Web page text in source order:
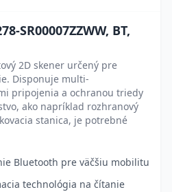
SR00007ZZWW, BT,
2D skener určený pre
Disponuje multi-
pripojenia a ochranou triedy
ako napríklad rozhranový
stanica, je potrebné
Bluetooth pre väčšiu mobilitu
technológia na čítanie